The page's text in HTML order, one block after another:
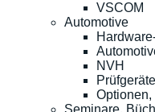
VSCOM
Automotive
NVH